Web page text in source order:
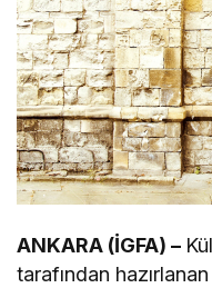
ANKARA (İGFA) –
tarafından